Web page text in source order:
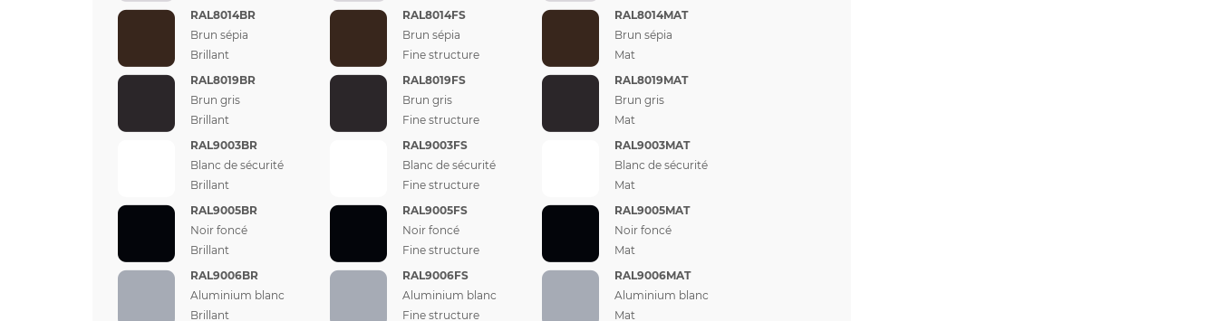
RAL8014BR
Brun sépia
Brillant
RAL8014FS
Brun sépia
Fine structure
RAL8014MAT
Brun sépia
Mat
RAL8019BR
Brun gris
Brillant
RAL8019FS
Brun gris
Fine structure
RAL8019MAT
Brun gris
Mat
RAL9003BR
Blanc de sécurité
Brillant
RAL9003FS
Blanc de sécurité
Fine structure
RAL9003MAT
Blanc de sécurité
Mat
RAL9005BR
Noir foncé
Brillant
RAL9005FS
Noir foncé
Fine structure
RAL9005MAT
Noir foncé
Mat
RAL9006BR
Aluminium blanc
Brillant
RAL9006FS
Aluminium blanc
Fine structure
RAL9006MAT
Aluminium blanc
Mat